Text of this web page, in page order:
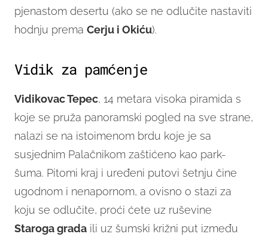
pjenastom desertu (ako se ne odlučite nastaviti
hodnju prema Cerju i Okiću).
Vidik za pamćenje
Vidikovac Tepec, 14 metara visoka piramida s
koje se pruža panoramski pogled na sve strane,
nalazi se na istoimenom brdu koje je sa
susjednim Palačnikom zaštićeno kao park-
šuma. Pitomi kraj i uređeni putovi šetnju čine
ugodnom i nenapornom, a ovisno o stazi za
koju se odlučite, proći ćete uz ruševine
Staroga grada ili uz šumski križni put između